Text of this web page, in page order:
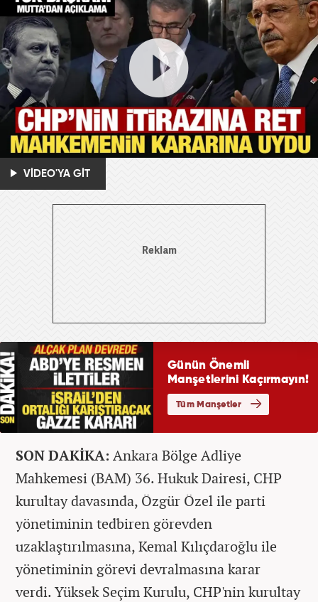
VİDEO'YA GİT
SON DAKİKA: Ankara Bölge Adliye
Mahkemesi (BAM) 36. Hukuk Dairesi, CHP
kurultay davasında, Özgür Özel ile parti
yönetiminin tedbiren görevden
uzaklaştırılmasına, Kemal Kılıçdaroğlu ile
yönetiminin görevi devralmasına karar
verdi. Yüksek Seçim Kurulu, CHP'nin kurultay